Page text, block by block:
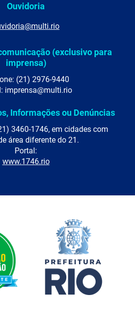
Ouvidoria
(exclusivo para
imprensa)
(21) 2976-9440
imprensa@multi.rio
Informações ou Denúncias
3460-1746, em cidades com
área diferente do 21.
Portal:
www.1746.rio